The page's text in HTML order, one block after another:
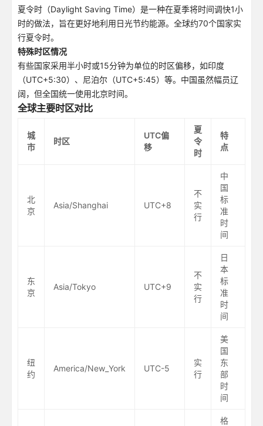
夏令时（Daylight Saving Time）是一种在夏季将时间调快1小
时的做法，旨在更好地利用日光节约能源。全球约70个国家实
行夏令时。
特殊时区情况
有些国家采用半小时或15分钟为单位的时区偏移，如印度
（UTC+5:30）、尼泊尔（UTC+5:45）等。中国虽然幅员辽
阔，但全国统一使用北京时间。
全球主要时区对比
城
市
时区
UTC偏
移
夏
令
时
特
点
北
京
Asia/Shanghai UTC+8
不
实
行
中
国
标
准
时
间
东
京
Asia/Tokyo UTC+9
不
实
行
日
本
标
准
时
间
纽
约
America/New_York UTC-5
实
行
美
国
东
部
时
间
格